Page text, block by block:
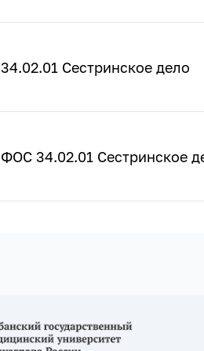
34.02.01 Сестринское дело
ФОС 34.02.01 Сестринское